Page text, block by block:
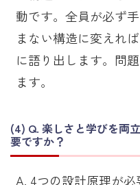
動です。全員が必ず
まない構造に変えれ
に語り出します。問
ます。
Q. 楽しさと学びを両
要ですか？
A. 4つの設計原理が